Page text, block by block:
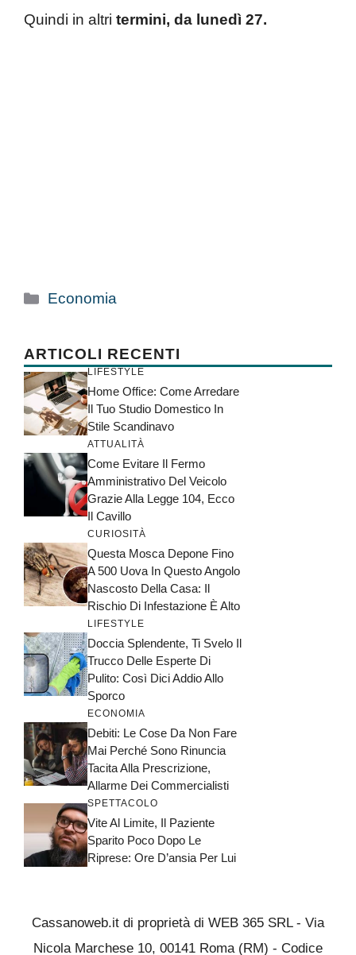
Quindi in altri termini, da lunedì 27.
Categorie
Economia
ARTICOLI RECENTI
LIFESTYLE
Home Office: Come Arredare
Il Tuo Studio Domestico In
Stile Scandinavo
ATTUALITÀ
Come Evitare Il Fermo
Amministrativo Del Veicolo
Grazie Alla Legge 104, Ecco
Il Cavillo
CURIOSITÀ
Questa Mosca Depone Fino
A 500 Uova In Questo Angolo
Nascosto Della Casa: Il
Rischio Di Infestazione È Alto
LIFESTYLE
Doccia Splendente, Ti Svelo Il
Trucco Delle Esperte Di
Pulito: Così Dici Addio Allo
Sporco
ECONOMIA
Debiti: Le Cose Da Non Fare
Mai Perché Sono Rinuncia
Tacita Alla Prescrizione,
Allarme Dei Commercialisti
SPETTACOLO
Vite Al Limite, Il Paziente
Sparito Poco Dopo Le
Riprese: Ore D’ansia Per Lui
Cassanoweb.it di proprietà di WEB 365 SRL - Via
Nicola Marchese 10, 00141 Roma (RM) - Codice